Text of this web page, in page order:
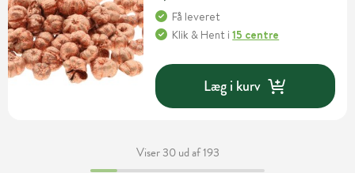
Få leveret
Klik & Hent i15 centre
Læg i kurv
Viser 30 ud af 193